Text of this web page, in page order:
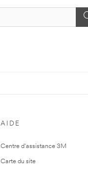
AIDE
Centre d'assistance 3M
Carte du site